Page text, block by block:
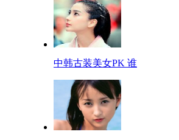
中韩古装美女PK 谁